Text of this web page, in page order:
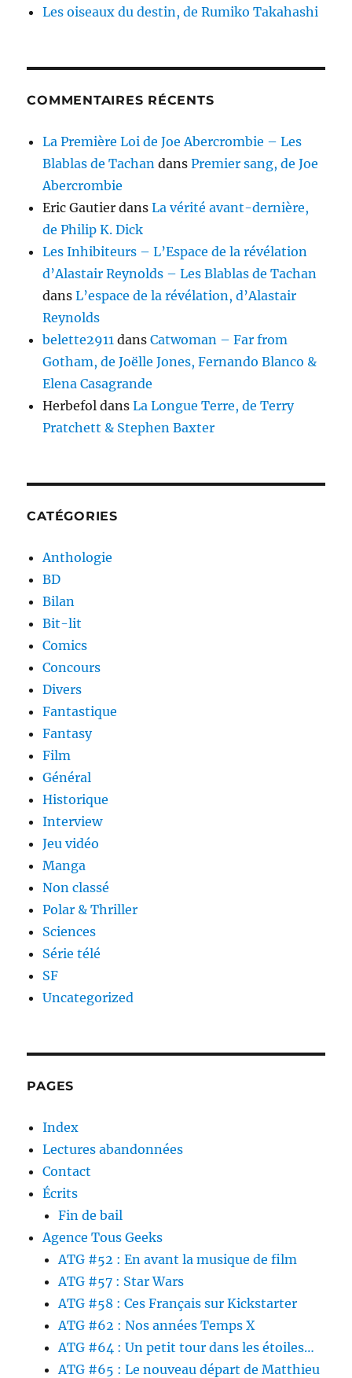
Les oiseaux du destin, de Rumiko Takahashi
COMMENTAIRES RÉCENTS
La Première Loi de Joe Abercrombie – Les
Blablas de Tachan dansPremier sang, de Joe
Abercrombie
Eric Gautier dansLa vérité avant-dernière,
de Philip K. Dick
Les Inhibiteurs – L’Espace de la révélation
d’Alastair Reynolds – Les Blablas de Tachan
dansL’espace de la révélation, d’Alastair
Reynolds
belette2911 dansCatwoman – Far from
Gotham, de Joëlle Jones, Fernando Blanco &
Elena Casagrande
Herbefol dansLa Longue Terre, de Terry
Pratchett & Stephen Baxter
CATÉGORIES
Anthologie
BD
Bilan
Bit-lit
Comics
Concours
Divers
Fantastique
Fantasy
Film
Général
Historique
Interview
Jeu vidéo
Manga
Non classé
Polar & Thriller
Sciences
Série télé
SF
Uncategorized
PAGES
Index
Lectures abandonnées
Contact
Écrits
Fin de bail
Agence Tous Geeks
ATG #52 : En avant la musique de film
ATG #57 : Star Wars
ATG #58 : Ces Français sur Kickstarter
ATG #62 : Nos années Temps X
ATG #64 : Un petit tour dans les étoiles…
ATG #65 : Le nouveau départ de Matthieu